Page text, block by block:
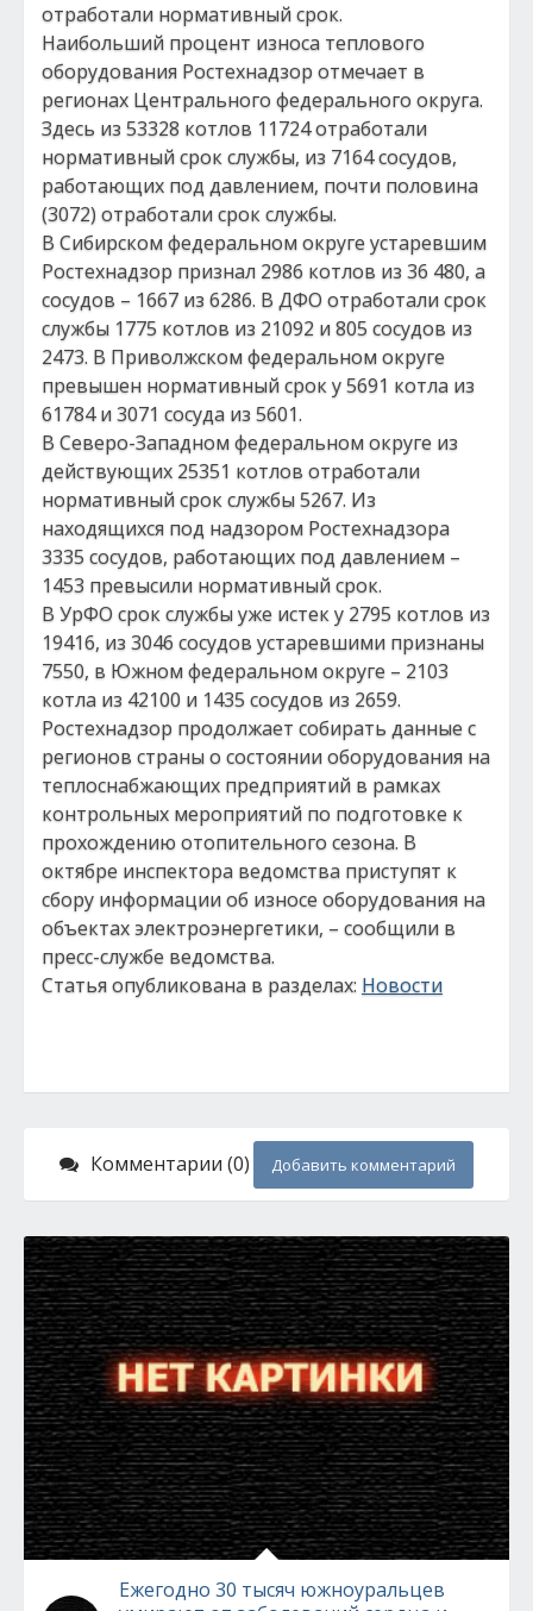
отработали нормативный срок.
Наибольший процент износа теплового
оборудования Ростехнадзор отмечает в
регионах Центрального федерального округа.
Здесь из 53328 котлов 11724 отработали
нормативный срок службы, из 7164 сосудов,
работающих под давлением, почти половина
(3072) отработали срок службы.
В Сибирском федеральном округе устаревшим
Ростехнадзор признал 2986 котлов из 36 480, а
сосудов – 1667 из 6286. В ДФО отработали срок
службы 1775 котлов из 21092 и 805 сосудов из
2473. В Приволжском федеральном округе
превышен нормативный срок у 5691 котла из
61784 и 3071 сосуда из 5601.
В Северо-Западном федеральном округе из
действующих 25351 котлов отработали
нормативный срок службы 5267. Из
находящихся под надзором Ростехнадзора
3335 сосудов, работающих под давлением –
1453 превысили нормативный срок.
В УрФО срок службы уже истек у 2795 котлов из
19416, из 3046 сосудов устаревшими признаны
7550, в Южном федеральном округе – 2103
котла из 42100 и 1435 сосудов из 2659.
Ростехнадзор продолжает собирать данные с
регионов страны о состоянии оборудования на
теплоснабжающих предприятий в рамках
контрольных мероприятий по подготовке к
прохождению отопительного сезона. В
октябре инспектора ведомства приступят к
сбору информации об износе оборудования на
объектах электроэнергетики, – сообщили в
пресс-службе ведомства.
Статья опубликована в разделах: Новости
Комментарии (0) Добавить комментарий
Ежегодно 30 тысяч южноуральцев